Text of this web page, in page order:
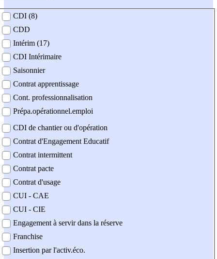
contrat
CDI (8)
CDD
Intérim (17)
CDI Intérimaire
Saisonnier
Contrat apprentissage
Cont. professionnalisation
Prépa.opérationnel.emploi
CDI de chantier ou d'opération
Contrat d'Engagement Educatif
Contrat intermittent
Contrat pacte
Contrat d'usage
CUI - CAE
CUI - CIE
Engagement à servir dans la réserve
Franchise
Insertion par l'activ.éco.